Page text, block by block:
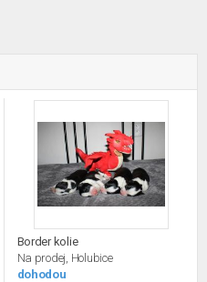
Border kolie
Na prodej, Holubice
dohodou